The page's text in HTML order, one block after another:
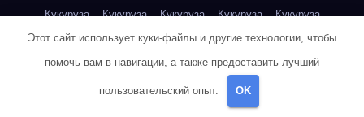
Кукуруза Кукуруза Кукуруза Кукуруза Кукуруза
Этот сайт использует куки-файлы и другие технологии, чтобы
помочь вам в навигации, а также предоставить лучший
пользовательский опыт. OK